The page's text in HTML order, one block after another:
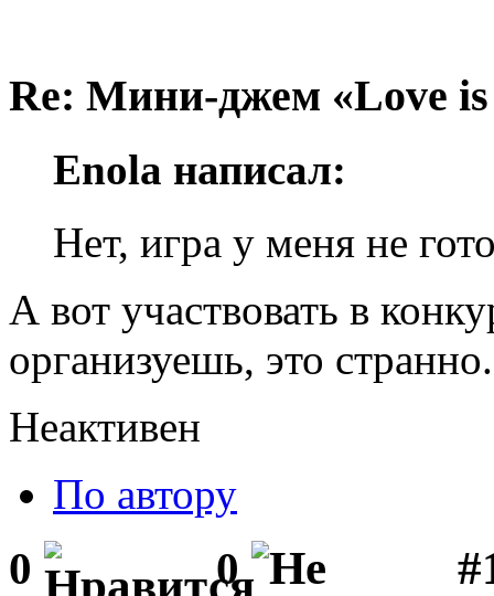
Re: Мини-джем «Love is
Enola написал:
Нет, игра у меня не
А вот участвовать в
организуешь, это странно.
Неактивен
По автору
0 0